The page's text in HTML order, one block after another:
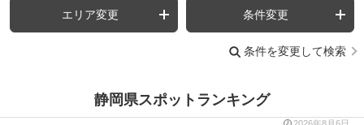
エリア変更 条件変更
条件を変更して検索
静岡県スポットランキング